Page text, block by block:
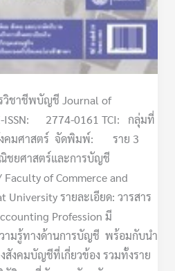
วิชาชีพบัญชี Journal of
ISSN: 2774-0161 TCI: กลุ่มที่
งคมศาสตร์ จัดพิมพ์: ราย 3
ยศาสตร์และการบัญชี
of Commerce and
University รายละเอียด: วารสาร
Profession มี
ามรู้ทางด้านการบัญชี พร้อมกับนำ
สังคมบัญชีที่เกี่ยวข้อง รวมทั้งราย